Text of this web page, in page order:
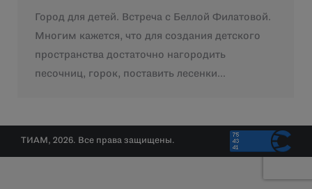
Город для детей. Встреча с Беллой Филатовой.
Многим кажется, что для создания детского
пространства достаточно нагородить
песочниц, горок, поставить лесенки…
ТИАМ, 2026. Все права защищены.